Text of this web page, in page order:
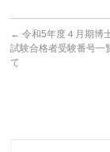
← 令和5年度４月期博
試験合格者受験番号一
て